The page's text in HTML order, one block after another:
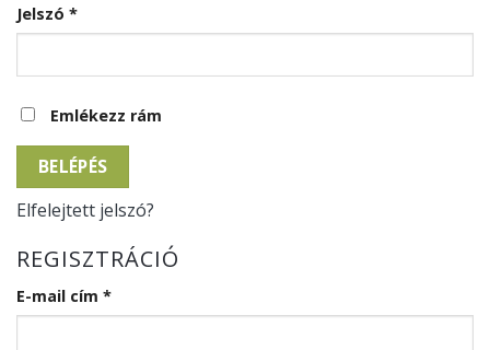
Jelszó *Kötelező
Emlékezz rám
BELÉPÉS
Elfelejtett jelszó?
REGISZTRÁCIÓ
E-mail cím *Kötelező